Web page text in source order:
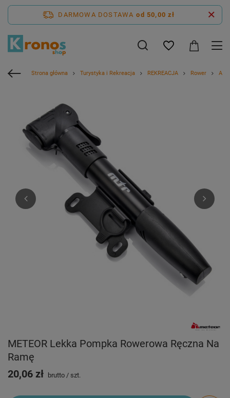
DARMOWA DOSTAWA od 50,00 zł
Strona główna Turystyka i Rekreacja REKREACJA Rower
METEOR Lekka Pompka Rowerowa Ręczna Na
Ramę
20,06 zł
brutto / szt.